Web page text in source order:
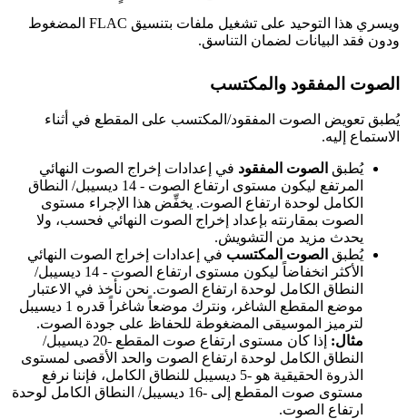
ويسري هذا التوحيد على تشغيل ملفات بتنسيق FLAC المضغوط
ودون فقد البيانات لضمان التناسق.
الصوت المفقود والمكتسب
يُطبق تعويض الصوت المفقود/المكتسب على المقطع في أثناء
الاستماع إليه.
يُطبق الصوت المفقود في إعدادات إخراج الصوت النهائي
المرتفع ليكون مستوى ارتفاع الصوت - 14 ديسيبل/ النطاق
الكامل لوحدة ارتفاع الصوت. يخفِّض هذا الإجراء مستوى
الصوت بمقارنته بإعداد إخراج الصوت النهائي فحسب، ولا
يحدث مزيد من التشويش.
يُطبق الصوت المكتسب في إعدادات إخراج الصوت النهائي
الأكثر انخفاضاً ليكون مستوى ارتفاع الصوت - 14 ديسيبل/
النطاق الكامل لوحدة ارتفاع الصوت. نحن نأخذ في الاعتبار
موضع المقطع الشاغر، ونترك موضعاً شاغراً قدره 1 ديسيبل
لترميز الموسيقى المضغوطة للحفاظ على جودة الصوت.
مثال:
إذا كان مستوى ارتفاع صوت المقطع -20 ديسيبل/
النطاق الكامل لوحدة ارتفاع الصوت والحد الأقصى لمستوى
الذروة الحقيقية هو -5 ديسيبل للنطاق الكامل، فإننا نرفع
مستوى صوت المقطع إلى -16 ديسيبل/ النطاق الكامل لوحدة
ارتفاع الصوت.